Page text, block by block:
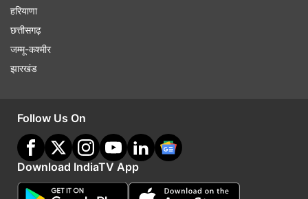
एक साल में 268 प्रतिशत बढ़ा शेयर
जोमैटो के शेयर ने पिछले एक साल में 268 प्रतिशत का रिटर्न
दिया है। पिछले एक छह महीने में शेयर 78 प्रतिशत का रिटर्न
रिटर्न निवेशकों को दिया है। कंपनी का मार्केट कैप 1.70 लाख
करोड़ रुपये हो चुका है।
Advertisement
हरियाणा
छत्तीसगढ़
जम्मू-कश्मीर
झारखंड
Follow Us On
Download IndiaTV App